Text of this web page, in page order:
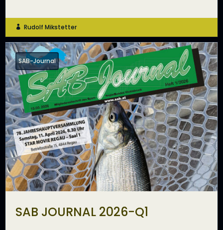
 Rudolf Mikstetter
SAB-Journal
SAB JOURNAL 2026-Q1